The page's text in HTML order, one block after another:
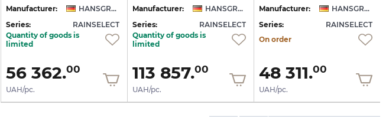
Manufacturer:
HANSGROHE
Series:
RAINSELECT
Quantity of goods is
limited
56 362.00
UAH/pc.
Manufacturer:
HANSGROHE
Series:
RAINSELECT
Quantity of goods is
limited
113 857.00
UAH/pc.
Manufacturer:
HANSGROHE
Series:
RAINSELECT
On order
48 311.00
UAH/pc.